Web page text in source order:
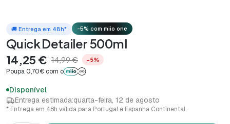
🚚 Entrega em 48h* -5% com miio one
Quick Detailer 500ml
14,25 € 14,99 € −5%
Poupa 0,70€ com o
Disponível
Entrega estimada:quarta-feira, 12 de agosto
* Entrega em 48h válida para Portugal e Espanha Continental